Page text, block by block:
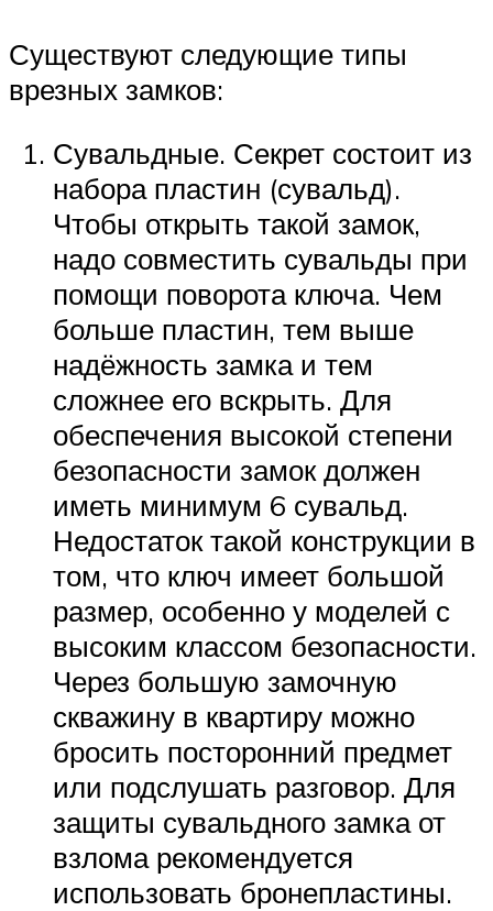
Существуют следующие типы
врезных замков:
Сувальдные. Секрет состоит из
набора пластин (сувальд).
Чтобы открыть такой замок,
надо совместить сувальды при
помощи поворота ключа. Чем
больше пластин, тем выше
надёжность замка и тем
сложнее его вскрыть. Для
обеспечения высокой степени
безопасности замок должен
иметь минимум 6 сувальд.
Недостаток такой конструкции в
том, что ключ имеет большой
размер, особенно у моделей с
высоким классом безопасности.
Через большую замочную
скважину в квартиру можно
бросить посторонний предмет
или подслушать разговор. Для
защиты сувальдного замка от
взлома рекомендуется
использовать бронепластины.